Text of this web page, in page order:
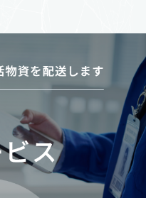
代行事業
ビス」
長
流れ
導入事例
Business Partner